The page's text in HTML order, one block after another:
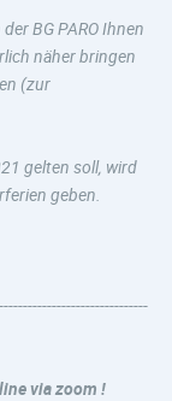
BG PARO Ihnen
näher bringen
(zur
gelten soll, wird
geben.
via zoom !